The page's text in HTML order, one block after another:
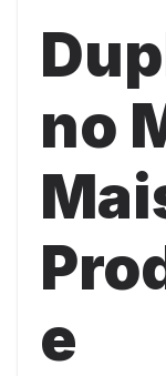
no
e